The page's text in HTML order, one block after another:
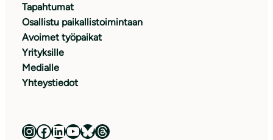
Tapahtumat
Osallistu paikallistoimintaan
Avoimet työpaikat
Yrityksille
Medialle
Yhteystiedot
Luonnonsuojeluliitto Instagramissa Luonnonsuojeluliitto Facebookissa Luonnonsuojeluliitto LinkedInissä Luonnonsuojeluliiton YouTube-kanava Luonnonsuojeluliitto Blueskyssa Luonnonsuojeluliitto Threadsissa